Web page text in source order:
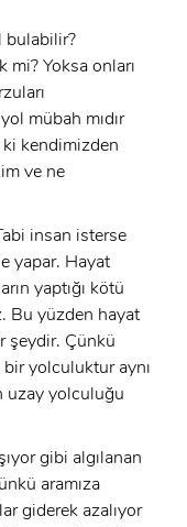
bulabilir?
mi? Yoksa onları
mübah mıdır
ki kendimizden
ve ne
insan isterse
yapar. Hayat
yaptığı kötü
Bu yüzden hayat
şeydir. Çünkü
yolculuktur aynı
uzay yolculuğu
gibi algılanan
aramıza
giderek azalıyor